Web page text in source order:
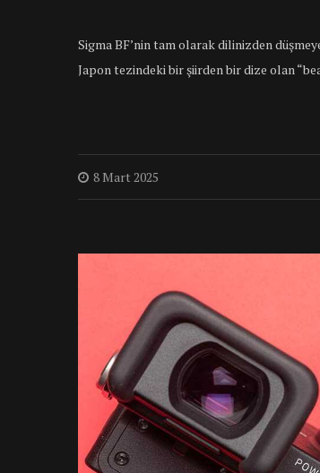
Sigma BF’nin tam olarak dilinizden
Japon tezindeki bir şiirden bir dize olan
8 Mart 2025